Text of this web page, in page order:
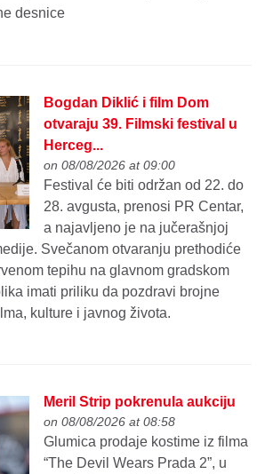
desnice
Bogdan Diklić i film Dom
otvaraju 39. Filmski festival u
Herceg...
on 08/08/2026 at 09:00
Festival će biti održan od 22. do
28. avgusta, prenosi PR Centar,
a najavljeno je na jučerašnjoj
Svečanom otvaranju prethodiće
tepihu na glavnom gradskom
imati priliku da pozdravi brojne
kulture i javnog života.
Meril Strip pokrenula aukciju
on 08/08/2026 at 08:58
Glumica prodaje kostime iz filma
“The Devil Wears Prada 2”, u